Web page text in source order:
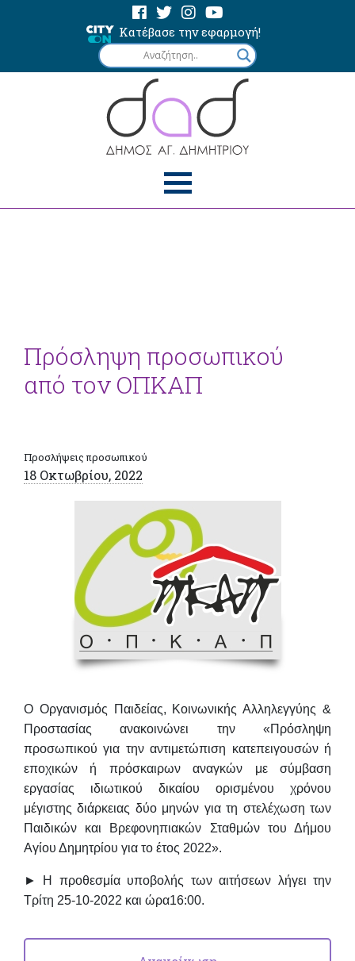
Κατέβασε την εφαρμογή!
Πρόσληψη προσωπικού
από τον ΟΠΚΑΠ
Προσλήψεις προσωπικού
18 Οκτωβρίου, 2022
Ο Οργανισμός Παιδείας, Κοινωνικής Αλληλεγγύης &
Προστασίας ανακοινώνει την «Πρόσληψη
προσωπικού για την αντιμετώπιση κατεπειγουσών ή
εποχικών ή πρόσκαιρωναναγκών με σύμβαση
εργασίας ιδιωτικού δικαίου ορισμένου χρόνου
μέγιστης διάρκειας δύο μηνών για τη στελέχωση των
Παιδικών και Βρεφονηπιακών Σταθμών του Δήμου
Αγίου Δημητρίου για το έτος 2022».
► Η προθεσμία υποβολής των αιτήσεων λήγει την
Τρίτη 25-10-2022 και ώρα16:00.